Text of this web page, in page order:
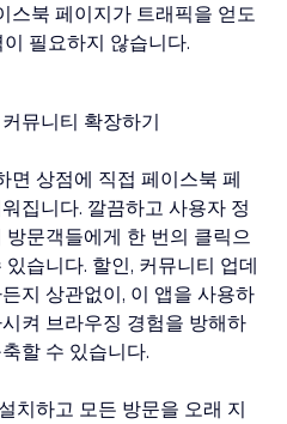
스북 페이지가 트래픽을 얻도
필요하지 않습니다.
뮤니티 확장하기
상점에 직접 페이스북 페
집니다. 깔끔하고 사용자 정
문객들에게 한 번의 클릭으
습니다. 할인, 커뮤니티 업데
지 상관없이, 이 앱을 사용하
켜 브라우징 경험을 방해하
할 수 있습니다.
치하고 모든 방문을 오래 지